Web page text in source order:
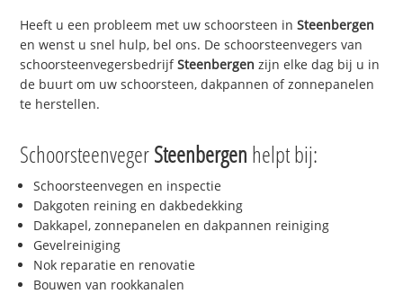
Heeft u een probleem met uw schoorsteen inSteenbergen
en wenst u snel hulp, bel ons. De schoorsteenvegers van
schoorsteenvegersbedrijfSteenbergen zijn elke dag bij u in
de buurt om uw schoorsteen, dakpannen of zonnepanelen
te herstellen.
SchoorsteenvegerSteenbergen helpt bij:
Schoorsteenvegen en inspectie
Dakgoten reining en dakbedekking
Dakkapel, zonnepanelen en dakpannen reiniging
Gevelreiniging
Nok reparatie en renovatie
Bouwen van rookkanalen